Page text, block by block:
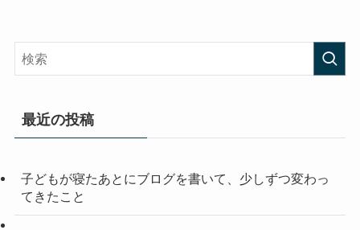
最近の投稿
子どもが寝たあとにブログを書いて、少しずつ変わっ
てきたこと